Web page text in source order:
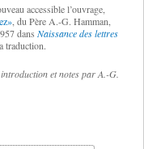
accessible l’ouvrage,
, du Père A.-G. Hamman,
dans Naissance des lettres
traduction.
et notes par A.-G.